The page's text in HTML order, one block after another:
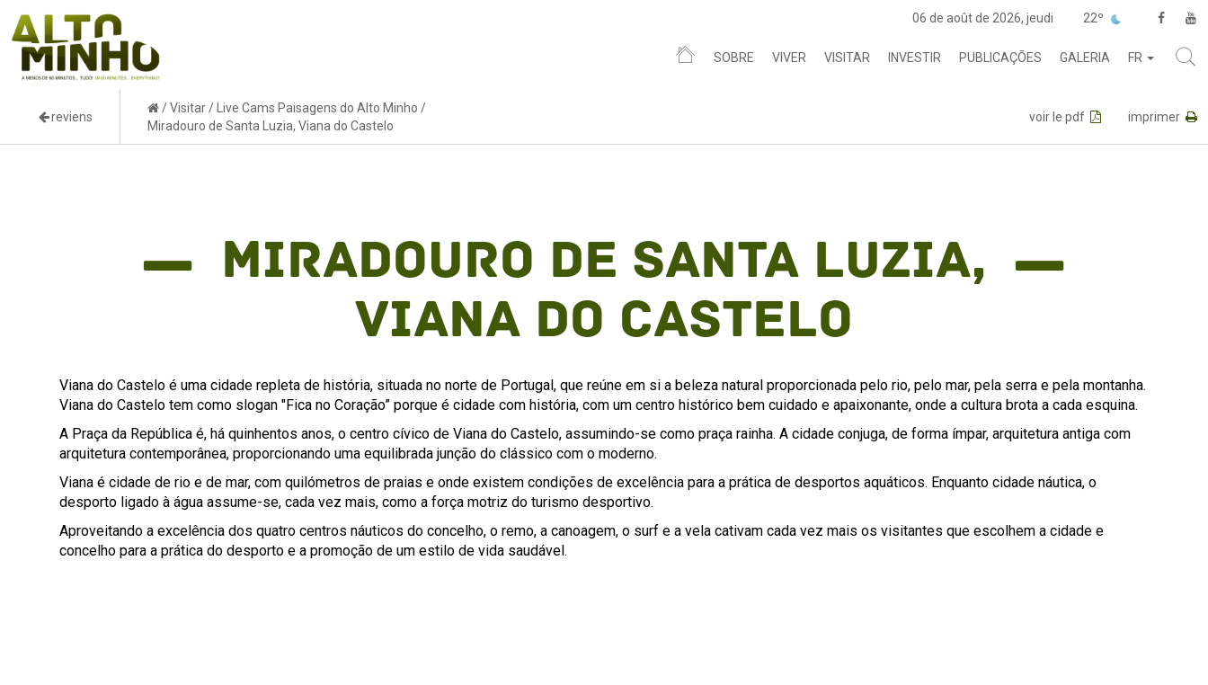
06 de août de 2026, jeudi 22º
SOBRE VIVER VISITAR INVESTIR PUBLICAÇÕES GALERIA FR
reviens
/Visitar/ Live Cams Paisagens do Alto Minho /
Miradouro de Santa Luzia, Viana do Castelo
voir le pdf imprimer
Miradouro de Santa Luzia,
Viana do Castelo
Viana do Castelo é uma cidade repleta de história, situada no norte de Portugal, que reúne em si a beleza natural proporcionada pelo rio, pelo mar, pela serra e pela montanha.
Viana do Castelo tem como slogan "Fica no Coração” porque é cidade com história, com um centro histórico bem cuidado e apaixonante, onde a cultura brota a cada esquina.
A Praça da República é, há quinhentos anos, o centro cívico de Viana do Castelo, assumindo-se como praça rainha. A cidade conjuga, de forma ímpar, arquitetura antiga com
arquitetura contemporânea, proporcionando uma equilibrada junção do clássico com o moderno.
Viana é cidade de rio e de mar, com quilómetros de praias e onde existem condições de excelência para a prática de desportos aquáticos. Enquanto cidade náutica, o
desporto ligado à água assume-se, cada vez mais, como a força motriz do turismo desportivo.
Aproveitando a excelência dos quatro centros náuticos do concelho, o remo, a canoagem, o surf e a vela cativam cada vez mais os visitantes que escolhem a cidade e
concelho para a prática do desporto e a promoção de um estilo de vida saudável.